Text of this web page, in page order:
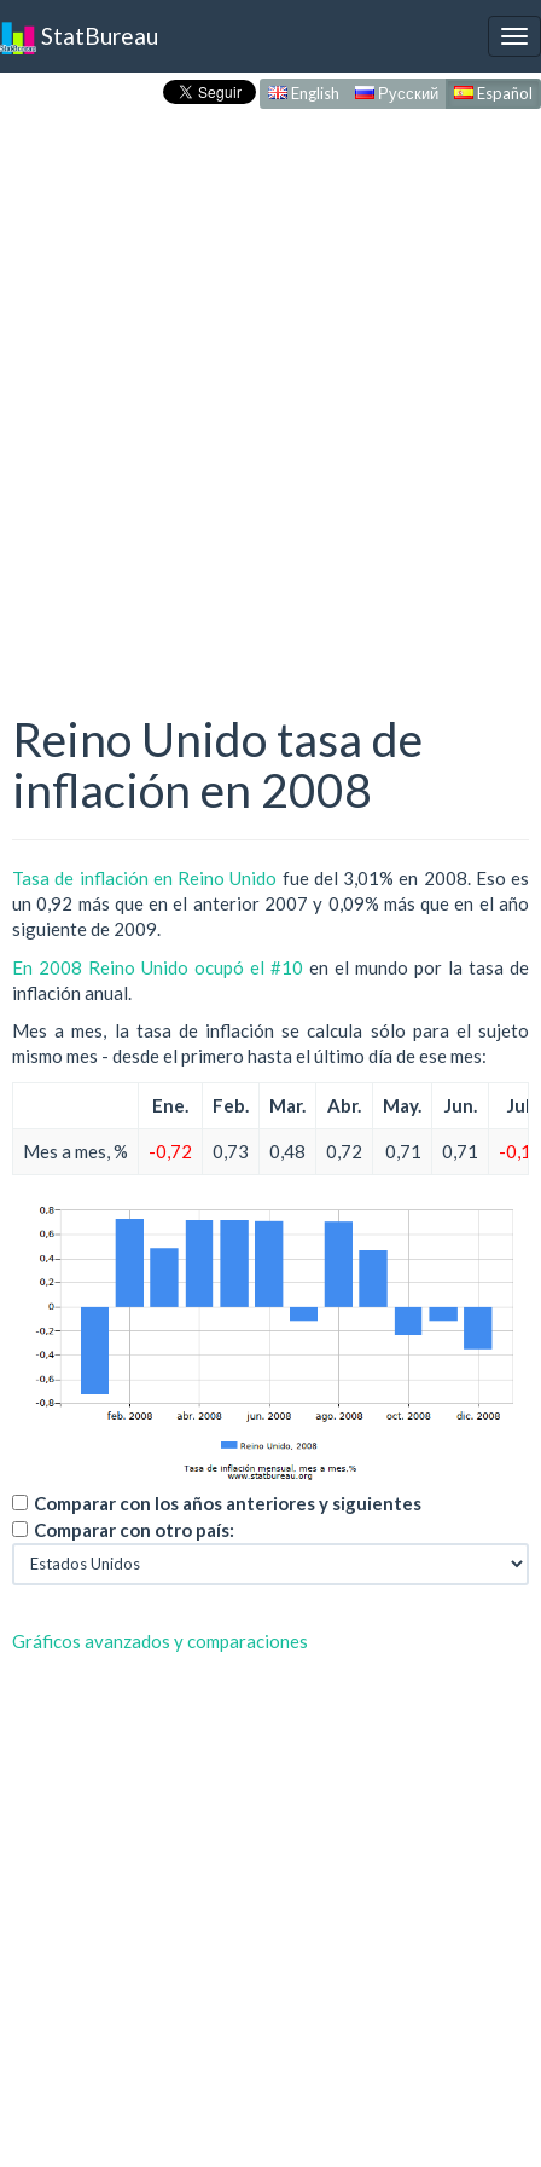
StatBureau
English Русский Español
Reino Unido tasa de
inflación en 2008
Tasa de inflación en Reino Unido fue del 3,01% en 2008. Eso es
un 0,92 más que en el anterior 2007 y 0,09% más que en el año
siguiente de 2009.
En 2008 Reino Unido ocupó el #10 en el mundo por la tasa de
inflación anual.
Mes a mes, la tasa de inflación se calcula sólo para el sujeto
mismo mes - desde el primero hasta el último día de ese mes:
Ene. Feb. Mar. Abr. May. Jun. Jul.
Mes a mes, % -0,72 0,73 0,48 0,72 0,71 0,71 -0,12
Comparar con los años anteriores y siguientes
Comparar con otro país:
Gráficos avanzados y comparaciones